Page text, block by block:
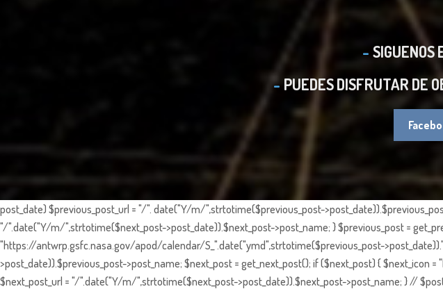
SIGUENOS
PUEDES DISFRUTAR DE
post_date) $previous_post_url = "/". date("Y/m/",strtotime($previous_post-
"/".date("Y/m/",strtotime($next_post->post_date)).$next_post->post_name; } $previous_post =
"https://antwrp.gsfc.nasa.gov/apod/calendar/S_".date("ymd",strtotime($previous_post-
>post_date)).$previous_post->post_name; $next_post = get_next_post(); if ($next_post) {
$next_post_url = "/".date("Y/m/",strtotime($next_post->post_date)).$next_post->post_name; } //